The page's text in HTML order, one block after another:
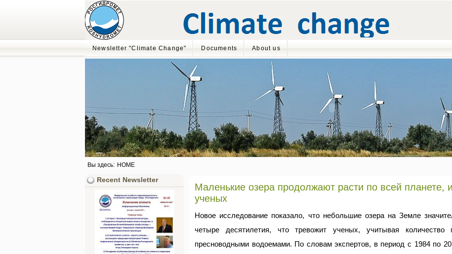
Newsletter "Climate Change" Documents About us
Вы здесь: HOME
Маленькие озера продолжают расти по всей планете,
ученых
Новое исследование показало, что небольшие озера на Земле
четыре десятилетия, что тревожит ученых, учитывая количество
пресноводными водоемами. По словам экспертов, в период с 1984 по
Recent Newsletter